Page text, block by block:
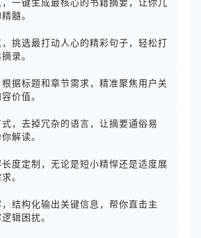
髓。
挑选最打动人心的精彩句子，轻松打
录。
据标题和章节需求，精准聚焦用户关
价值。
，去掉冗杂的语言，让摘要通俗易
解读。
度定制，无论是短小精悍还是适度展
。
结构化输出关键信息，帮你直击主
辑困扰。